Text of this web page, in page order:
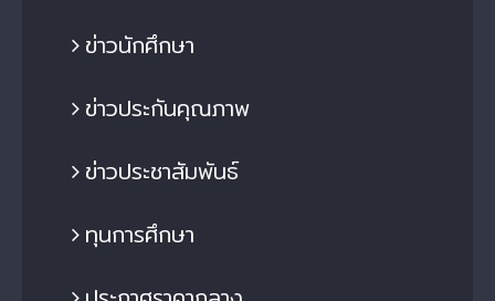
ข่าวนักศึกษา
ข่าวประกันคุณภาพ
ข่าวประชาสัมพันธ์
ทุนการศึกษา